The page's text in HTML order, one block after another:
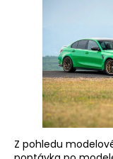
Z pohledu